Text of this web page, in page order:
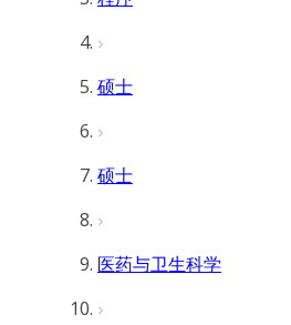
硕士
硕士
医药与卫生科学